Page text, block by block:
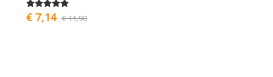
€ 7,14 € 11,90